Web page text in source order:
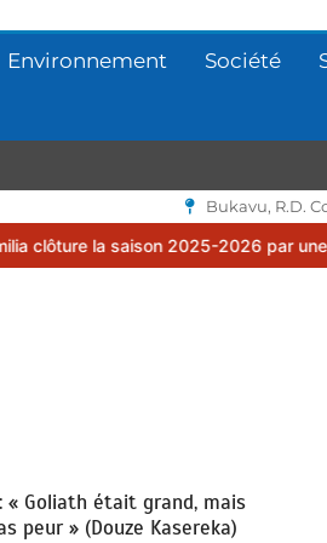
Environnement Société
Bukavu, R.D.
2025-2026 par une assemblée
« Goliath était grand, mais
peur » (Douze Kasereka)